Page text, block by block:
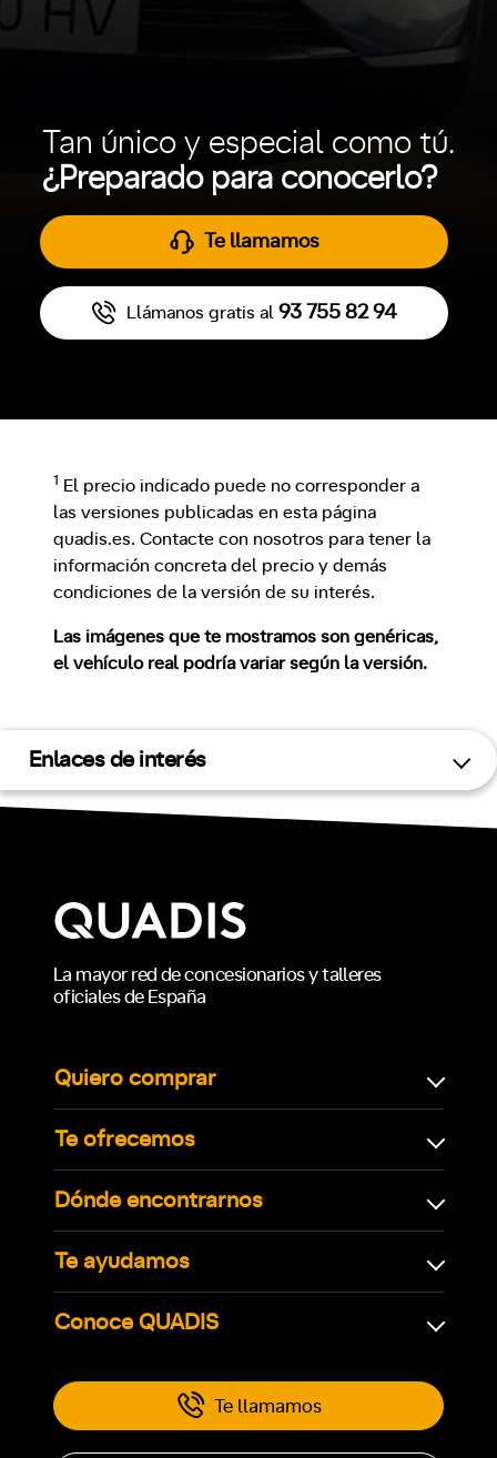
Tan único y especial como tú.
¿Preparado para conocerlo?
Te llamamos
Llámanos gratis al 93 755 82 94
1
El precio indicado puede no corresponder a
las versiones publicadas en esta página
quadis.es. Contacte con nosotros para tener la
información concreta del precio y demás
condiciones de la versión de su interés.
Las imágenes que te mostramos son genéricas,
el vehículo real podría variar según la versión.
Enlaces de interés
La mayor red de concesionarios y talleres
oficiales de España
Quiero comprar
Te ofrecemos
Dónde encontrarnos
Te ayudamos
Conoce QUADIS
Te llamamos